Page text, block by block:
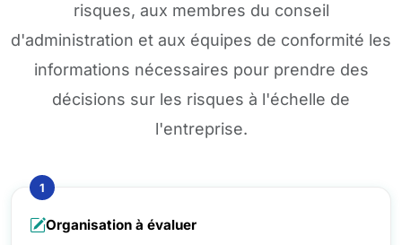
risques, aux membres du conseil
d'administration et aux équipes de conformité les
informations nécessaires pour prendre des
décisions sur les risques à l'échelle de
l'entreprise.
1
Organisation à évaluer